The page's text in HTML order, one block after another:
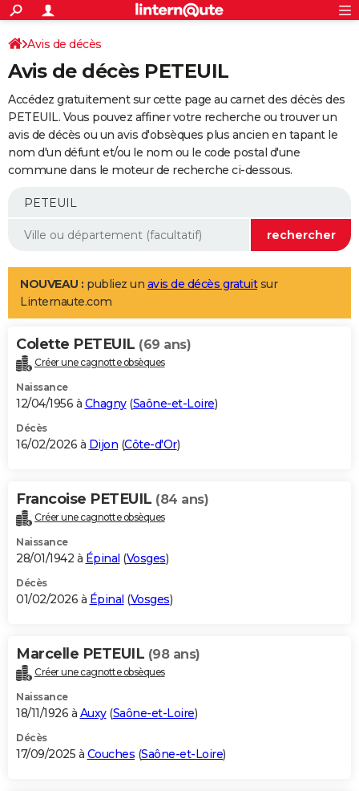
ACTUALITÉS
Politique
Société
Faits Divers
Education
Monde
Villes
+
SPORT
Coupe du monde 2026
Football
Tennis
Cyclisme
Rugby
Forum
Programme TV
TNT
Streaming
Cinéma
Sorties cinéma
Musique
+
FINANCE
Retraite
Epargne
Immobilier
Risques naturels par ville
Banque
Assurance
AUTO
Essais
Réserver un essai
Citadines
Berlines
SUV
Forum auto
+
Mobiles
Meilleur smartphone
Internet
Ordinateurs
Jeux vidéo
Guide high-tech
Aménagement intérieur
LIFESTYLE
Art de vivre
Bien-être
Loisirs
Mode
Modes de vie
Alimentation
Guide de la santé
Maladies
Médicaments
Sommeil
VOYAGE
Destinations
City break
Voyage nature
Voyage de noces
Forum
Climat
+PHOTO
GUIDES D'ACHAT
BONS PLANS
Carte de Noël
Carte Bonne année
Carte Saint-Valentin
Carte Pâques
Carte d'anniversaire
DICTIONNAIRE
Dictionnaire
Biographies
Citations
Expressions
Proverbes
PROGRAMME TV
S'inscrire
Se connecter
Lycées
Collèges
Primaires
Universités
Entreprises
Service militaire
Avis de recherche
AVIS DE DÉCÈS
Bricolage
Lifestyle
Culture
Sport
Auto
Television
Voyage
Cinema
Avis de décès
Avis de décès PETEUIL
Accédez gratuitement sur cette page au carnet des décès des
PETEUIL. Vous pouvez affiner votre recherche ou trouver un
avis de décès ou un avis d'obsèques plus ancien en tapant le
nom d'un défunt et/ou le nom ou le code postal d'une
commune dans le moteur de recherche ci-dessous.
NOUVEAU : publiez un avis de décès gratuitsur
Linternaute.com
Colette PETEUIL (69 ans)
Créer une cagnotte obsèques
Naissance
12/04/1956 à Chagny(Saône-et-Loire)
Décès
16/02/2026 à Dijon (Côte-d'Or)
Francoise PETEUIL (84 ans)
Créer une cagnotte obsèques
Naissance
28/01/1942 à Épinal (Vosges)
Décès
01/02/2026 à Épinal (Vosges)
Marcelle PETEUIL (98 ans)
Créer une cagnotte obsèques
Naissance
18/11/1926 à Auxy(Saône-et-Loire)
Décès
17/09/2025 à Couches (Saône-et-Loire)